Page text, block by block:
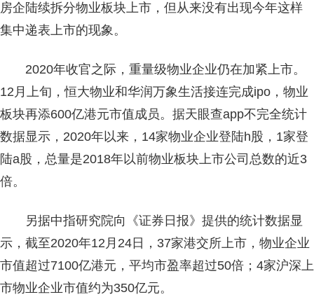
房企陆续拆分物业板块上市，但从来没有出现今年这样
集中递表上市的现象。
2020年收官之际，重量级物业企业仍在加紧上市。
12月上旬，恒大物业和华润万象生活接连完成ipo，物业
板块再添600亿港元市值成员。据天眼查app不完全统计
数据显示，2020年以来，14家物业企业登陆h股，1家登
陆a股，总量是2018年以前物业板块上市公司总数的近3
倍。
另据中指研究院向《证券日报》提供的统计数据显
示，截至2020年12月24日，37家港交所上市，物业企业
市值超过7100亿港元，平均市盈率超过50倍；4家沪深上
市物业企业市值约为350亿元。